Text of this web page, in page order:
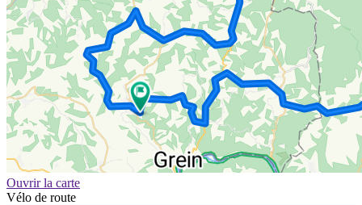
Ouvrir la carte
Vélo de route